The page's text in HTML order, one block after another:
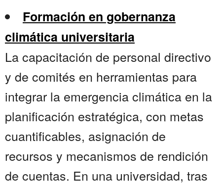
Formación en gobernanza
climática universitaria
La capacitación de personal directivo
y de comités en herramientas para
integrar la emergencia climática en la
planificación estratégica, con metas
cuantificables, asignación de
recursos y mecanismos de rendición
de cuentas. En una universidad, tras